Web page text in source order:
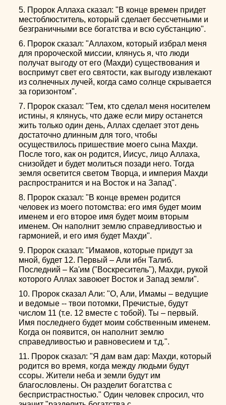
5. Пророк Аллаха сказал: "В конце времен придет
местоблюститель, который сделает бессчетными и
безграничными все богатства и всю субстанцию".
6. Пророк сказал: "Аллахом, который избрал меня
для пророческой миссии, клянусь я, что люди
получат выгоду от его (Махди) существования и
воспримут свет его святости, как выгоду извлекают
из солнечных лучей, когда само солнце скрывается
за горизонтом".
7. Пророк сказал: "Тем, кто сделал меня носителем
истины, я клянусь, что даже если миру останется
жить только один день, Аллах сделает этот день
достаточно длинным для того, чтобы
осуществилось пришествие моего сына Махди.
После того, как он родится, Иисус, лицо Аллаха,
снизойдет и будет молиться позади него. Тогда
земля осветится светом Творца, и империя Махди
распространится и на Восток и на Запад".
8. Пророк сказал: "В конце времен родится
человек из моего потомства: его имя будет моим
именем и его второе имя будет моим вторым
именем. Он наполнит землю справедливостью и
гармонией, и его имя будет Махди".
9. Пророк сказал: "Имамов, которые придут за
мной, будет 12. Первый – Али ибн Талиб.
Последний – Ка'им ("Воскреситель"), Махди, рукой
которого Аллах завоюет Восток и Запад земли".
10. Пророк сказал Али: "О, Али, Имамы – ведущие
и ведомые -- твои потомки, Пречистые, будут
числом 11 (т.е. 12 вместе с тобой). Ты – первый.
Имя последнего будет моим собственным именем.
Когда он появится, он наполнит землю
справедливостью и равновесием и т.д.".
11. Пророк сказал: "Я дам вам дар: Махди, который
родится во время, когда между людьми будут
ссоры. Жители неба и земли будут им
благословлены. Он разделит богатства с
беспристрастностью." Один человек спросил, что